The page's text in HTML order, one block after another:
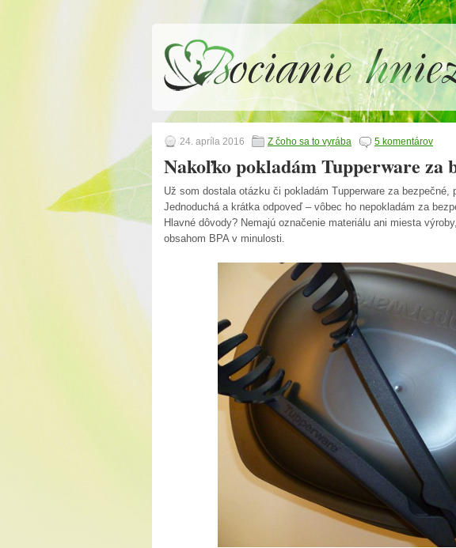
24. apríla 2016 Z čoho sa to vyrába 5 komentárov
Nakoľko pokladám Tupperware za
Už som dostala otázku či pokladám Tupperware za
Jednoduchá a krátka odpoveď – vôbec ho nepokladám za
Hlavné dôvody? Nemajú označenie materiálu ani miesta
obsahom BPA v minulosti.